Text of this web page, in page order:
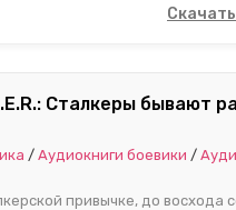
Сталкеры бывают
/ Аудиокниги боевики /
привычке, до восхода